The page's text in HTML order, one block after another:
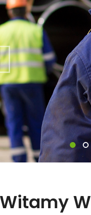
Witamy W